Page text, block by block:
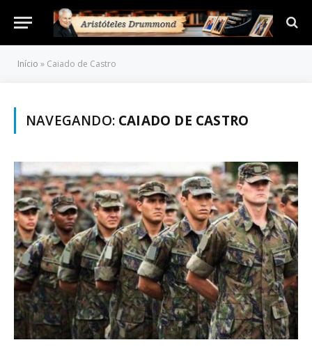
Início » Caiado de Castro
NAVEGANDO: CAIADO DE CASTRO